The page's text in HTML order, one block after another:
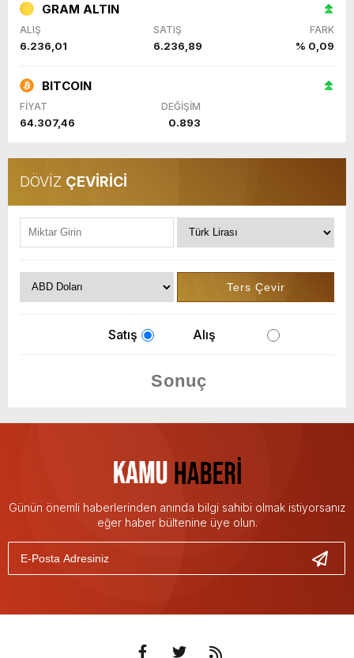
GRAM ALTIN
ALIŞ SATIŞ FARK
6.236,01 6.236,89 % 0,09
BITCOIN
FİYAT DEĞİŞİM
64.307,46 0.893
DÖVİZ ÇEVİRİCİ
Satış Alış
Günün önemli haberlerinden anında bilgi sahibi olmak istiyorsanız
eğer haber bültenine üye olun.